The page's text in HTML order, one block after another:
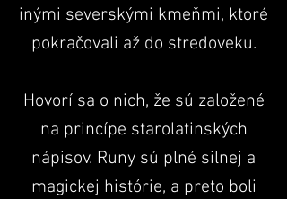
inými severskými kmeňmi, ktoré
pokračovali až do stredoveku.
Hovorí sa o nich, že sú založené
na princípe starolatinských
nápisov. Runy sú plné silnej a
magickej histórie, a preto boli